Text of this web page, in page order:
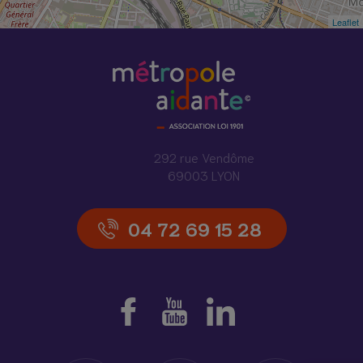
Leaflet
292 rue Vendôme
69003 LYON
04 72 69 15 28